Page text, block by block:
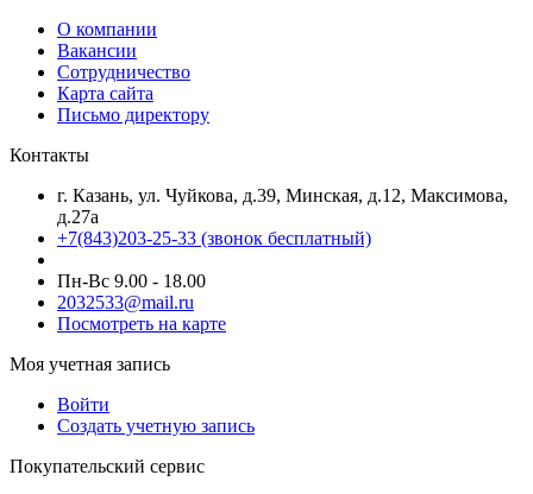
О компании
Вакансии
Сотрудничество
Карта сайта
Письмо директору
Контакты
г. Казань, ул. Чуйкова, д.39, Минская, д.12, Максимова,
д.27а
+7(843)203-25-33 (звонок бесплатный)
Пн-Вс 9.00 - 18.00
2032533@mail.ru
Посмотреть на карте
Моя учетная запись
Войти
Создать учетную запись
Покупательский сервис